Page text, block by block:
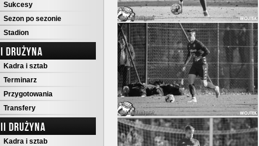
Sukcesy
Sezon po sezonie
Stadion
I DRUŻYNA
Kadra i sztab
Terminarz
Przygotowania
Transfery
II DRUŻYNA
Kadra i sztab